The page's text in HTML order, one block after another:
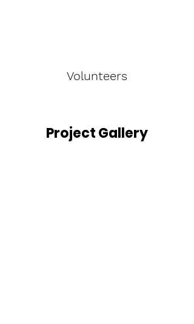
Volunteers
Project Gallery